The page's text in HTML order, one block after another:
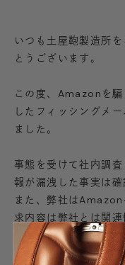
いつも土屋鞄製造所
とうございます。
この度、Amazonを
したフィッシングメ
ました。
事態を受けて社内調
報が漏洩した事実は確
また、弊社は
求内容は弊社とは関連
万が一、身に覚えの